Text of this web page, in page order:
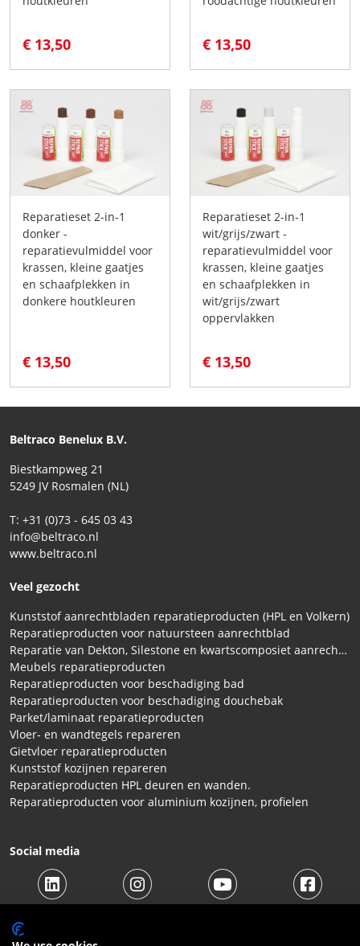
€ 13,50 € 13,50
Reparatieset 2-in-1
donker -
reparatievulmiddel voor
krassen, kleine gaatjes
en schaafplekken in
donkere houtkleuren
€ 13,50
Reparatieset 2-in-1
wit/grijs/zwart -
reparatievulmiddel voor
krassen, kleine gaatjes
en schaafplekken in
wit/grijs/zwart
oppervlakken
€ 13,50
Beltraco Benelux B.V.
Biestkampweg 21
5249 JV Rosmalen (NL)
T: +31 (0)73 - 645 03 43
info@beltraco.nl
www.beltraco.nl
Veel gezocht
Kunststof aanrechtbladen reparatieproducten (HPL en Volkern)
Reparatieproducten voor natuursteen aanrechtblad
Reparatie van Dekton, Silestone en kwartscomposiet aanrechtbladen
Meubels reparatieproducten
Reparatieproducten voor beschadiging bad
Reparatieproducten voor beschadiging douchebak
Parket/laminaat reparatieproducten
Vloer- en wandtegels repareren
Gietvloer reparatieproducten
Kunststof kozijnen repareren
Reparatieproducten HPL deuren en wanden.
Reparatieproducten voor aluminium kozijnen, profielen
Social media